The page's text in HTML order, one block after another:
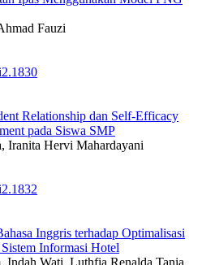
Fauzi
Relationship dan Self-Efficacy
pada Siswa SMP
Iranita Hervi Mahardayani
Inggris terhadap Optimalisasi
Informasi Hotel